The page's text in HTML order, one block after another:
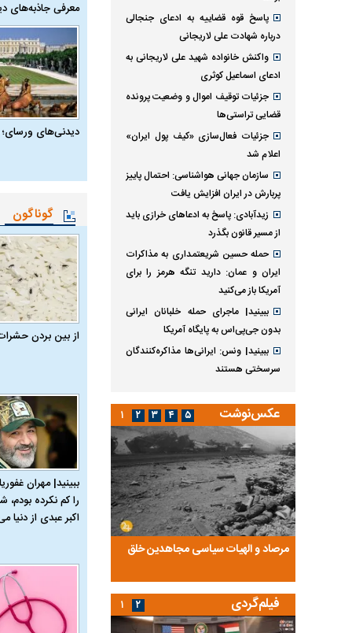
معرفی جاذبه‌های
دیدنی‌های ورسای؛
گوناگون
از بین بردن
ببینید| مهران
را کم نکرده بودم،
اکبر عبدی از دنیا
پاسخ قوه قضاییه به ادعای جنجالی
درباره شهادت علی لاریجانی
واکنش خانواده شهید علی لاریجانی به
ادعای اسماعیل کوثری
جزئیات توقیف اموال و وضعیت پرونده
قضایی تراستی‌ها
جزئیات فعال‌سازی «کیف پول ایران»
اعلام شد
سازمان جهانی هواشناسی: احتمال پاییز
پربارش در ایران افزایش یافت
زیدآبادی: پاسخ به ادعا‌های خرازی باید
از مسیر قانون بگذرد
حمله حسین شریعتمداری به مذاکرات
ایران و عمان: دارید تنگه هرمز را برای
آمریکا باز می‌کنید
ببینید| ماجرای حمله خلبانان ایرانی
بدون جی‌پی‌اس به پایگاه آمریکا
ببینید| ونس: ایرانی‌ها مذاکره‌کنندگان
سرسختی هستند
عکس‌نوشت
مرصاد و الهیات سیاسی مجاهدین خلق
آخرین پرده از حیات
روایتی از آخرین
۱ ۲ ۳ ۴ ۵
فیلم‌گردی ۱ ۲